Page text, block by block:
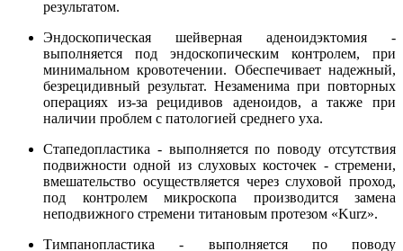
результатом.
Эндоскопическая шейверная аденоидэктомия -
выполняется под эндоскопическим контролем, при
минимальном кровотечении. Обеспечивает надежный,
безрецидивный результат. Незаменима при повторных
операциях из-за рецидивов аденоидов, а также при
наличии проблем с патологией среднего уха.
Стапедопластика - выполняется по поводу отсутствия
подвижности одной из слуховых косточек - стремени,
вмешательство осуществляется через слуховой проход,
под контролем микроскопа производится замена
неподвижного стремени титановым протезом «Kurz».
Тимпанопластика - выполняется по поводу